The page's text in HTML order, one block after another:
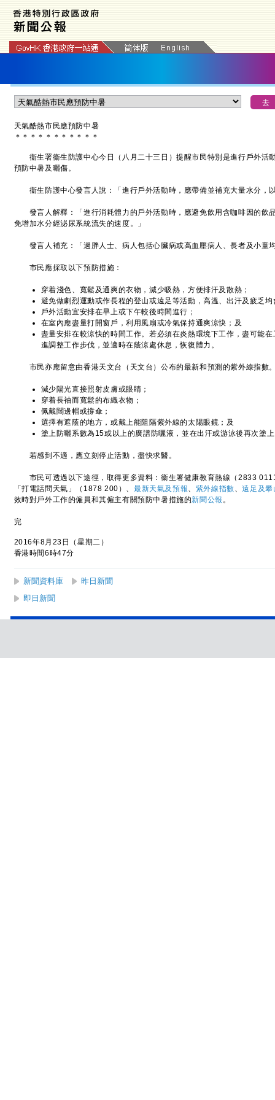
天氣酷熱市民應預防中暑
＊ ＊ ＊ ＊ ＊ ＊ ＊ ＊ ＊ ＊ ＊
衞生署衞生防護中心今日（八月二十三日）提醒市民特別是進行戶外活
預防中暑及曬傷。
衞生防護中心發言人說：「進行戶外活動時，應帶備並補充大量水分，
發言人解釋：「進行消耗體力的戶外活動時，應避免飲用含咖啡因的飲
免增加水分經泌尿系統流失的速度。」
發言人補充：「過胖人士、病人包括心臟病或高血壓病人、長者及小童
市民應採取以下預防措施：
穿着淺色、寬鬆及通爽的衣物，減少吸熱，方便排汗及散熱；
避免做劇烈運動或作長程的登山或遠足等活動，高溫、出汗及疲乏
戶外活動宜安排在早上或下午較後時間進行；
在室內應盡量打開窗戶，利用風扇或冷氣保持通爽涼快；及
盡量安排在較涼快的時間工作。若必須在炎熱環境下工作，盡可能
進調整工作步伐，並適時在蔭涼處休息，恢復體力。
市民亦應留意由香港天文台（天文台）公布的最新和預測的紫外線指數
減少陽光直接照射皮膚或眼睛；
穿着長袖而寬鬆的布織衣物；
佩戴闊邊帽或撐傘；
選擇有遮蔭的地方，或戴上能阻隔紫外線的太陽眼鏡；及
塗上防曬系數為15或以上的廣譜防曬液，並在出汗或游泳後再次塗
若感到不適，應立刻停止活動，盡快求醫。
市民可透過以下途徑，取得更多資料：衞生署健康教育熱線（2833
「打電話問天氣」（1878 200）、 最新天氣及預報、 紫外線指數、遠足及攀
效時對戶外工作的僱員和其僱主有關預防中暑措施的新聞公報 。
完
2016年8月23日（星期二）
香港時間6時47分
新聞資料庫
昨日新聞
即日新聞